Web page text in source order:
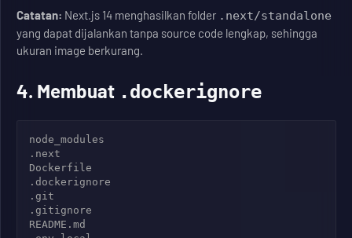
Catatan: Next.js 14 menghasilkan folder .next/standalone
yang dapat dijalankan tanpa source code lengkap, sehingga
ukuran image berkurang.
4. Membuat .dockerignore
node_modules
.next
Dockerfile
.dockerignore
.git
.gitignore
README.md